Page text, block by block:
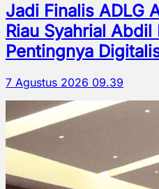
Jadi Finalis ADLG
Riau Syahrial Abdil
Pentingnya
7 Agustus 2026 09.39